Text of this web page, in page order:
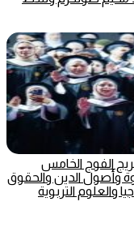
الفوج الخامس
وأصول الدين والحقوق
والعلوم التربوية